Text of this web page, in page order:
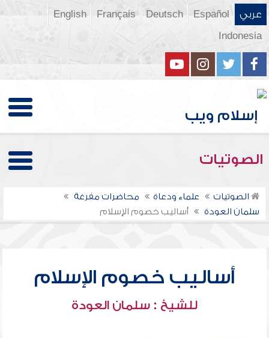
عربي Español
Deutsch
Français
English
Indonesia
الصوتيات
الصوتيات علماء ودعاة
محاضرات مفرغة
سلمان العودة
أساليب خصوم الإسلام
أساليب خصوم الإسلام
للشيخ : سلمان العودة